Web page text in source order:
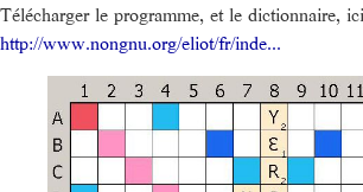
Télécharger le programme, et le dictionnaire,
http://www.nongnu.org/eliot/fr/inde...